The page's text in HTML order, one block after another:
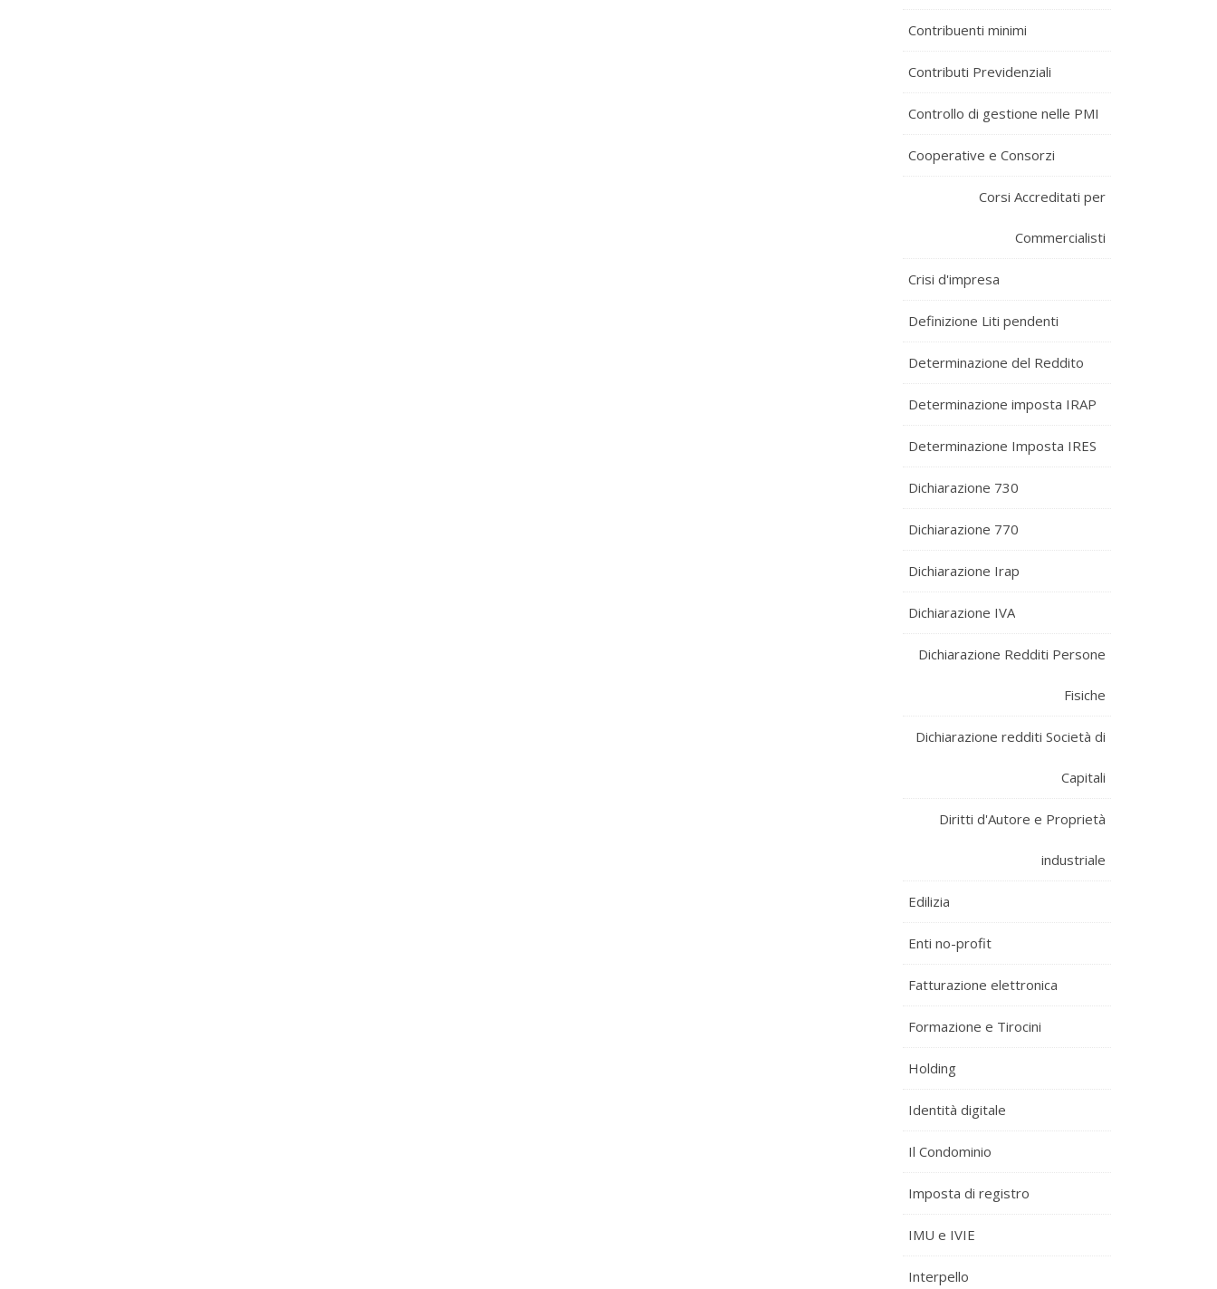
Contribuenti minimi
Contributi Previdenziali
Controllo di gestione nelle PMI
Cooperative e Consorzi
Corsi Accreditati per
Commercialisti
Crisi d'impresa
Definizione Liti pendenti
Determinazione del Reddito
Determinazione imposta IRAP
Determinazione Imposta IRES
Dichiarazione 730
Dichiarazione 770
Dichiarazione Irap
Dichiarazione IVA
Dichiarazione Redditi Persone
Fisiche
Dichiarazione redditi Società di
Capitali
Diritti d'Autore e Proprietà
industriale
Edilizia
Enti no-profit
Fatturazione elettronica
Formazione e Tirocini
Holding
Identità digitale
Il Condominio
Imposta di registro
IMU e IVIE
Interpello